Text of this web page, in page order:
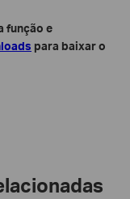
função e
para baixar o